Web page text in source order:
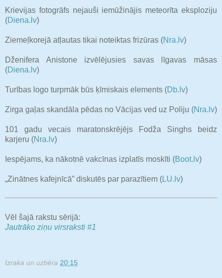
Krievijas fotogrāfs nejauši iemūžinājis meteorīta eksploziju
(Diena.lv)
Ziemeļkorejā atļautas tikai noteiktas frizūras (Nra.lv)
Dženifera Anistone izvēlējusies savas līgavas māsas
(Diena.lv)
Turības logo turpmāk būs ķīmiskais elements (Db.lv)
Zirga gaļas skandāla pēdas no Vācijas ved uz Poliju (Nra.lv)
101 gadu vecais maratonskrējējs Fodža Singhs beidz
karjeru (Nra.lv)
Iespējams, ka nākotnē vakcīnas izplatīs moskīti (Boot.lv)
„Zinātnes kafejnīcā” diskutēs par parazītiem (LU.lv)
Vēl šajā rakstu sērijā:
Jautrāko ziņu virsraksti #1
Izraka un uzbēra 20:15